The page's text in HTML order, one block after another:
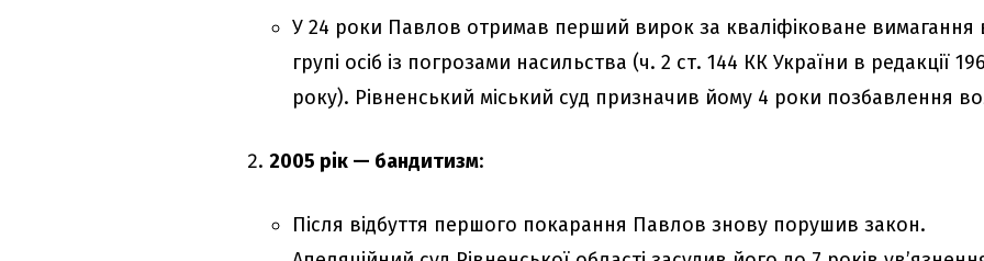
У 24 роки Павлов отримав перший вирок за кваліфіковане вимагання
групі осіб із погрозами насильства (ч. 2 ст. 144 КК України в редакції
року). Рівненський міський суд призначив йому 4 роки позбавлення
2005 рік — бандитизм:
Після відбуття першого покарання Павлов знову порушив закон.